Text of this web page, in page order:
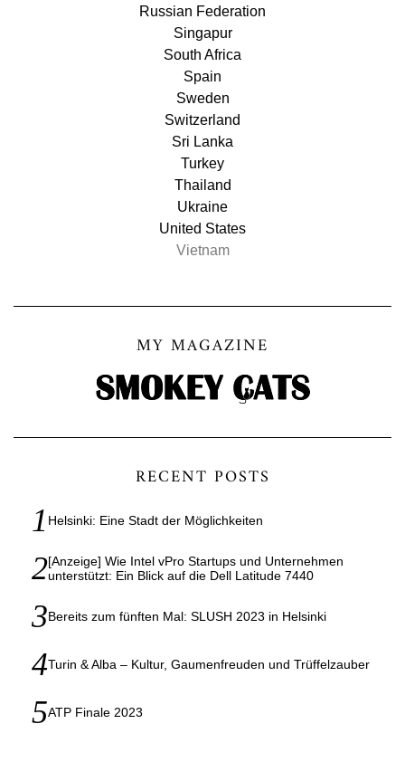
Russian Federation
Singapur
South Africa
Spain
Sweden
Switzerland
Sri Lanka
Turkey
Thailand
Ukraine
United States
Vietnam
MY MAGAZINE
RECENT POSTS
Helsinki: Eine Stadt der Möglichkeiten
[Anzeige] Wie Intel vPro Startups und Unternehmen
unterstützt: Ein Blick auf die Dell Latitude 7440
Bereits zum fünften Mal: SLUSH 2023 in Helsinki
Turin & Alba – Kultur, Gaumenfreuden und Trüffelzauber
ATP Finale 2023